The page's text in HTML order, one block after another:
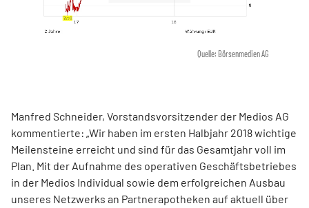
Quelle: Börsenmedien AG
Manfred Schneider, Vorstandsvorsitzender der Medios AG
kommentierte: „Wir haben im ersten Halbjahr 2018 wichtige
Meilensteine erreicht und sind für das Gesamtjahr voll im
Plan. Mit der Aufnahme des operativen Geschäftsbetriebes
in der Medios Individual sowie dem erfolgreichen Ausbau
unseres Netzwerks an Partnerapotheken auf aktuell über